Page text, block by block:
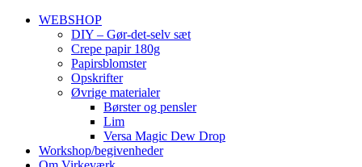
Skip
WEBSHOP
DIY – Gør-det-selv sæt
Crepe papir 180g
Papirsblomster
Opskrifter
Øvrige materialer
Børster og pensler
Lim
Versa Magic Dew Drop
Workshop/begivenheder